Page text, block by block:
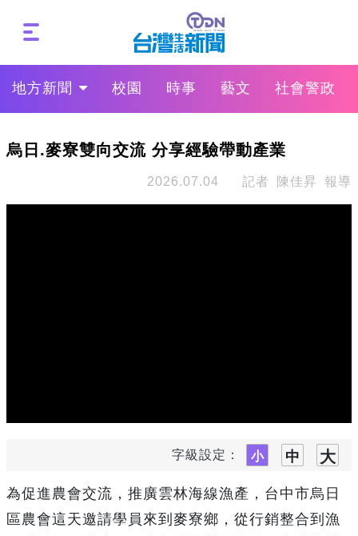
地方新聞 校園 時事 藝文 社會警政
烏日.麥寮雙向交流 分享經驗帶動產業
2026.07.04 記者 陳佳昇 報導
字級設定：
為促進農會交流，推廣雲林海線漁產，台中市烏日
區農會這天邀請學員來到麥寮鄉，從行銷整合到漁